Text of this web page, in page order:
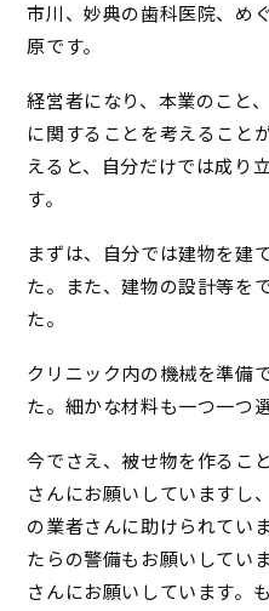
市川、妙典の歯科医院、め
原です。
経営者になり、本業のこと
に関することを考えること
えると、自分だけでは成り
す。
まずは、自分では建物を建
た。また、建物の設計等を
た。
クリニック内の機械を準備
た。細かな材料も一つ一つ
今でさえ、被せ物を作るこ
さんにお願いしていますし
の業者さんに助けられてい
たらの警備もお願いしてい
さんにお願いしています。